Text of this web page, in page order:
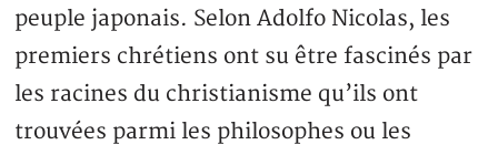
peuple japonais. Selon Adolfo Nicolas, les
premiers chrétiens ont su être fascinés par
les racines du christianisme qu’ils ont
trouvées parmi les philosophes ou les